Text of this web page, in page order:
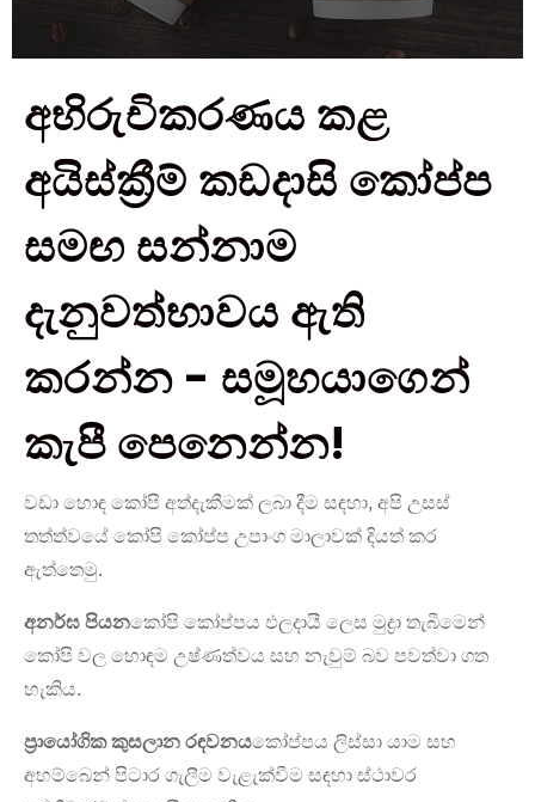
අභිරුචිකරණය කළ
අයිස්ක්‍රීම් කඩදාසි කෝප්ප
සමඟ සන්නාම
දැනුවත්භාවය ඇති
කරන්න - සමූහයාගෙන්
කැපී පෙනෙන්න!
වඩා හොඳ කෝපි අත්දැකීමක් ලබා දීම සඳහා, අපි උසස්
තත්ත්වයේ කෝපි කෝප්ප උපාංග මාලාවක් දියත් කර
ඇත්තෙමු.
අනර්ඝ පියනකෝපි කෝප්පය ඵලදායී ලෙස මුද්‍රා තැබීමෙන්
කෝපි වල හොඳම උෂ්ණත්වය සහ නැවුම් බව පවත්වා ගත
හැකිය.
ප්‍රායෝගික කුසලාන රඳවනයකෝප්පය ලිස්සා යාම සහ
අහම්බෙන් පිටාර ගැලීම වැළැක්වීම සඳහා ස්ථාවර